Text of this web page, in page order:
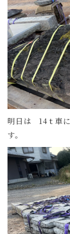
明日は 14ｔ車に
す。